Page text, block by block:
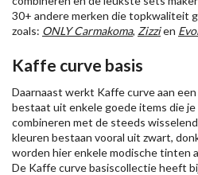
30+ andere merken die topkwaliteit
zoals: ONLY Carmakoma, Zizzien
Kaffe curve basis
Daarnaast werkt Kaffe curve aan
bestaat uit enkele goede items die
combineren met de steeds
kleuren bestaan vooral uit zwart,
worden hier enkele modische tinten
De Kaffe curve basiscollectie heeft